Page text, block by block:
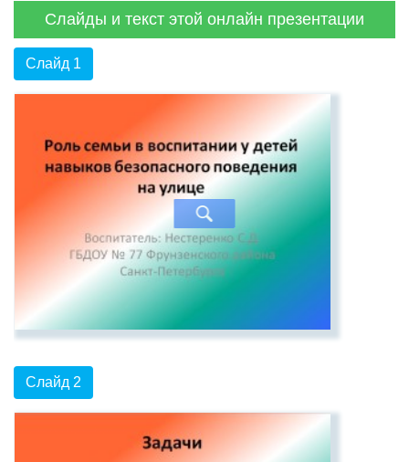
Слайды и текст этой онлайн презентации
Слайд 1
Слайд 2